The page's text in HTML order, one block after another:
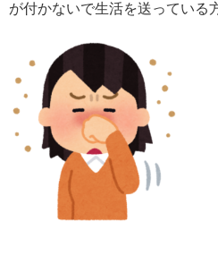
が付かないで生活を送っている